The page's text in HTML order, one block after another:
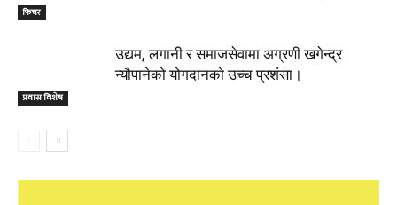
फिचर
प्रवास विशेष
उद्यम, लगानी र समाजसेवामा अग्रणी खगेन्द्र
न्यौपानेको योगदानको उच्च प्रशंसा।